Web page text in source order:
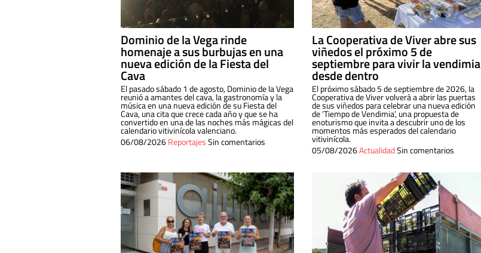
Dominio de la Vega rinde
homenaje a sus burbujas en una
nueva edición de la Fiesta del
Cava
El pasado sábado 1 de agosto, Dominio de la Vega
reunió a amantes del cava, la gastronomía y la
música en una nueva edición de su Fiesta del
Cava, una cita que crece cada año y que se ha
convertido en una de las noches más mágicas del
calendario vitivinícola valenciano.
06/08/2026ReportajesSin comentarios
La Cooperativa de Viver abre sus
viñedos el próximo 5 de
septiembre para vivir la vendimia
desde dentro
El próximo sábado 5 de septiembre de 2026, la
Cooperativa de Viver volverá a abrir las puertas
de sus viñedos para celebrar una nueva edición
de ‘Tiempo de Vendimia’, una propuesta de
enoturismo que invita a descubrir uno de los
momentos más esperados del calendario
vitivinícola.
05/08/2026ActualidadSin comentarios